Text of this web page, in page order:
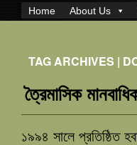
Home About Us
TAG ARCHIVES |
ত্রৈমাসিক
১৯৯৪ সালে প্রতিষ্ঠিত